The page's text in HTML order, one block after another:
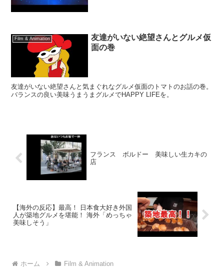
Film & Animation
友達がいない絶望さんとグルメ仮
面の巻
友達がいない絶望さんと気まぐれなグルメ仮面のトマトのお話の巻。
バランスの良い美味うまうまグルメでHAPPY LIFEを。
フランス ボルドー 美味しい生カキの
店
【海外の反応】最高！ 日本食大好き外国
人が築地グルメを堪能！ 海外「めっちゃ
美味しそう」
ホーム Film & Animation